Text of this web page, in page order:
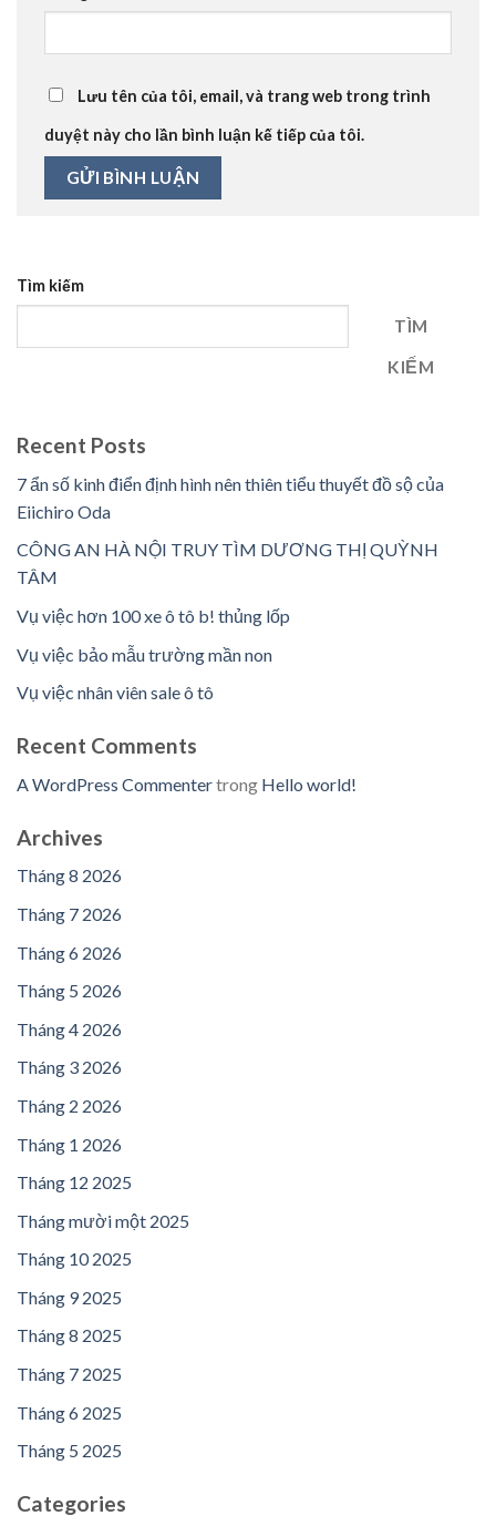
Lưu tên của tôi, email, và trang web trong trình
duyệt này cho lần bình luận kế tiếp của tôi.
Tìm kiếm
TÌM
KIẾM
Recent Posts
7 ẩn số kinh điển định hình nên thiên tiểu thuyết đồ sộ của
Eiichiro Oda
CÔNG AN HÀ NỘI TRUY TÌM DƯƠNG THỊ QUỲNH
TÂM
Vụ việc hơn 100 xe ô tô b! thủng lốp
Vụ việc bảo mẫu trường mần non
Vụ việc nhân viên sale ô tô
Recent Comments
A WordPress Commentertrong Hello world!
Archives
Tháng 8 2026
Tháng 7 2026
Tháng 6 2026
Tháng 5 2026
Tháng 4 2026
Tháng 3 2026
Tháng 2 2026
Tháng 1 2026
Tháng 12 2025
Tháng mười một 2025
Tháng 10 2025
Tháng 9 2025
Tháng 8 2025
Tháng 7 2025
Tháng 6 2025
Tháng 5 2025
Categories